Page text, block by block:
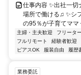
仕事内容 ✨出社一
場所で働ける♫ ✨シ
の95％が子育てママ
主婦・主夫歓迎 フリータ
フルリモート
経験者歓迎
ピアスOK
服装自由 履歴
業務委託